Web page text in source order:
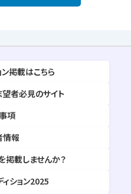
掲載はこちら
者必見のサイト
項
情報
掲載しませんか？
ション2025